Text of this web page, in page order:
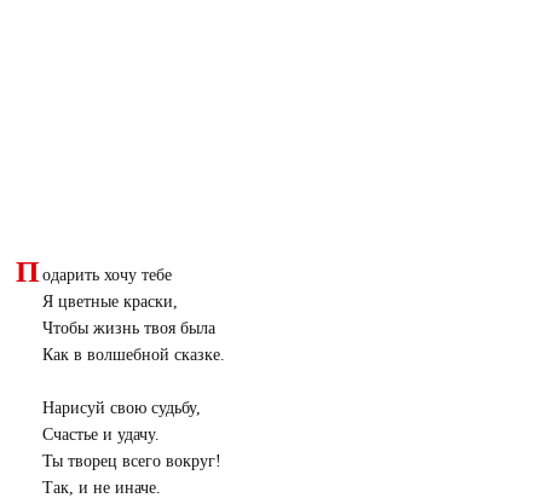
П одарить хочу тебе
Я цветные краски,
Чтобы жизнь твоя была
Как в волшебной сказке.
Нарисуй свою судьбу,
Счастье и удачу.
Ты творец всего вокруг!
Так, и не иначе.